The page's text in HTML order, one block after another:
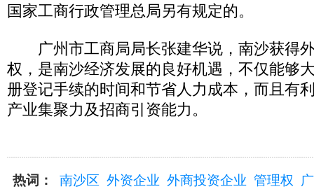
国家工商行政管理总局另有规定的。
广州市工商局局长张建华说，南沙获得
权，是南沙经济发展的良好机遇，不仅能够
册登记手续的时间和节省人力成本，而且有
产业集聚力及招商引资能力。
热词： 南沙区 外资企业 外商投资企业 管理权